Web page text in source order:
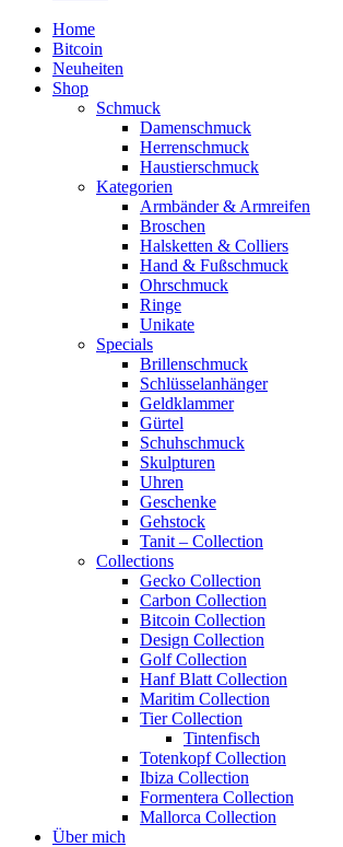
Home
Bitcoin
Neuheiten
Shop
Schmuck
Damenschmuck
Herrenschmuck
Haustierschmuck
Kategorien
Armbänder & Armreifen
Broschen
Halsketten & Colliers
Hand & Fußschmuck
Ohrschmuck
Ringe
Unikate
Specials
Brillenschmuck
Schlüsselanhänger
Geldklammer
Gürtel
Schuhschmuck
Skulpturen
Uhren
Geschenke
Gehstock
Tanit – Collection
Collections
Gecko Collection
Carbon Collection
Bitcoin Collection
Design Collection
Golf Collection
Hanf Blatt Collection
Maritim Collection
Tier Collection
Tintenfisch
Totenkopf Collection
Ibiza Collection
Formentera Collection
Mallorca Collection
Über mich